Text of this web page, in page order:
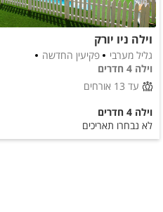
שולחן פינג פונג
נוף
נוף גלילי משגע
חדרי הרחצה
מקלחון
וילה ניו יורק
גליל מערבי
פקיעין החדשה
וילה 4 חדרים
עד 13 אורחים
וילה 4 חדרים
לא נבחרו תאריכים